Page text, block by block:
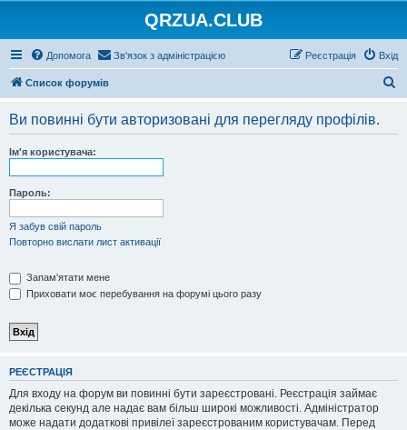
QRZUA.CLUB
Допомога Зв'язок з адміністрацією Вхід
Реєстрація
Список форумів
Ви повинні бути авторизовані для перегляду профілів.
Ім'я користувача:
Пароль:
Я забув свій пароль
Повторно вислати лист активації
Запам'ятати мене
Приховати моє перебування на форумі цього разу
РЕЄСТРАЦІЯ
Для входу на форум ви повинні бути зареєстровані. Реєстрація займає
декілька секунд але надає вам більш широкі можливості. Адміністратор
може надати додаткові привілеї зареєстрованим користувачам. Перед